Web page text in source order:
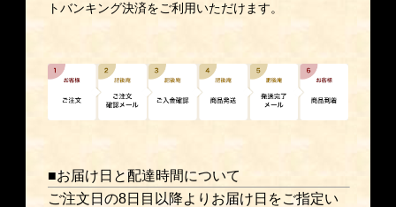
トバンキング決済をご利用いただけます。
■お届け日と配達時間について
ご注文日の8日目以降よりお届け日をご指定い